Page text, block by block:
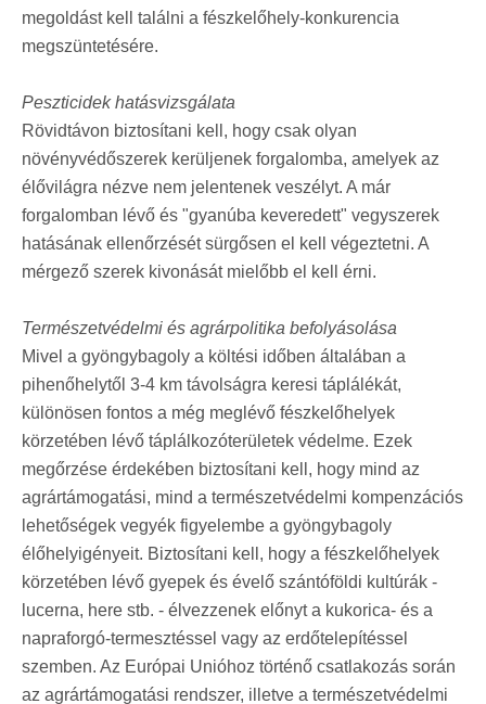
megoldást kell találni a fészkelőhely-konkurencia
megszüntetésére.
Peszticidek hatásvizsgálata
Rövidtávon biztosítani kell, hogy csak olyan
növényvédőszerek kerüljenek forgalomba, amelyek az
élővilágra nézve nem jelentenek veszélyt. A már
forgalomban lévő és "gyanúba keveredett" vegyszerek
hatásának ellenőrzését sürgősen el kell végeztetni. A
mérgező szerek kivonását mielőbb el kell érni.
Természetvédelmi és agrárpolitika befolyásolása
Mivel a gyöngybagoly a költési időben általában a
pihenőhelytől 3-4 km távolságra keresi táplálékát,
különösen fontos a még meglévő fészkelőhelyek
körzetében lévő táplálkozóterületek védelme. Ezek
megőrzése érdekében biztosítani kell, hogy mind az
agrártámogatási, mind a természetvédelmi kompenzációs
lehetőségek vegyék figyelembe a gyöngybagoly
élőhelyigényeit. Biztosítani kell, hogy a fészkelőhelyek
körzetében lévő gyepek és évelő szántóföldi kultúrák -
lucerna, here stb. - élvezzenek előnyt a kukorica- és a
napraforgó-termesztéssel vagy az erdőtelepítéssel
szemben. Az Európai Unióhoz történő csatlakozás során
az agrártámogatási rendszer, illetve a természetvédelmi